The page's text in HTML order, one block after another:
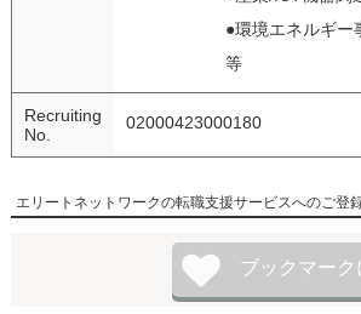
●環境エネルギー
等
Recruiting
No.
02000423000180
エリートネットワークの転職支援サービスへのご登